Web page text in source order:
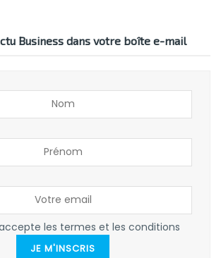
Business dans votre boîte e-mail
les termes et les conditions
JE M'INSCRIS